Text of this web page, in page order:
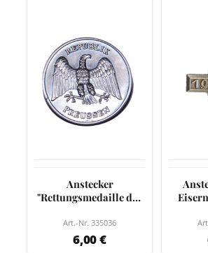
Anstecker
"Rettungsmedaille der
Art.-Nr. 335036
6,00 €